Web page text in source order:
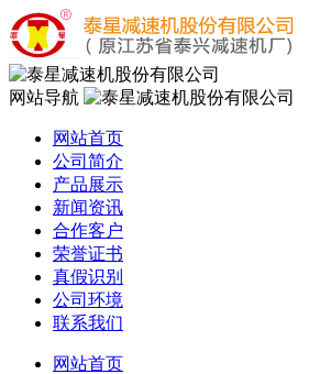
网站导航
网站首页
公司简介
产品展示
新闻资讯
合作客户
荣誉证书
真假识别
公司环境
联系我们
网站首页